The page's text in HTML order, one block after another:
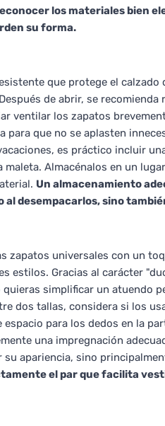
los materiales bien
su forma.
que protege el
de abrir, se
ventilar los zapatos
para que no se aplasten
es práctico incluir
Almacénalos en un
Un almacenamiento
desempacarlos, sino
zapatos universales con un
estilos. Gracias al carácter
simplificar un atuendo
dos tallas, considera si los
para los dedos en la
una impregnación
apariencia, sino
el par que facilita